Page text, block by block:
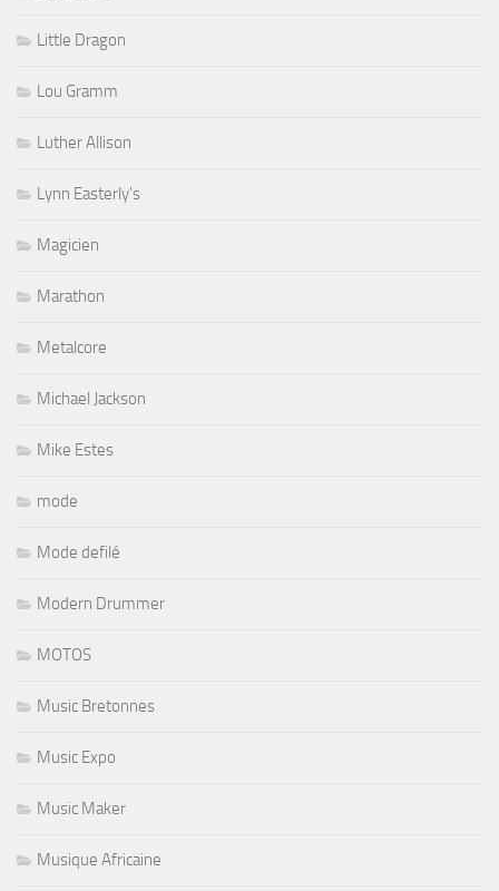
Little Dragon
Lou Gramm
Luther Allison
Lynn Easterly's
Magicien
Marathon
Metalcore
Michael Jackson
Mike Estes
mode
Mode defilé
Modern Drummer
MOTOS
Music Bretonnes
Music Expo
Music Maker
Musique Africaine